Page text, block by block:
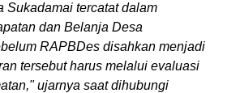
Sukadamai tercatat dalam
dan Belanja Desa
RAPBDes disahkan menjadi
tersebut harus melalui evaluasi
ujarnya saat dihubungi